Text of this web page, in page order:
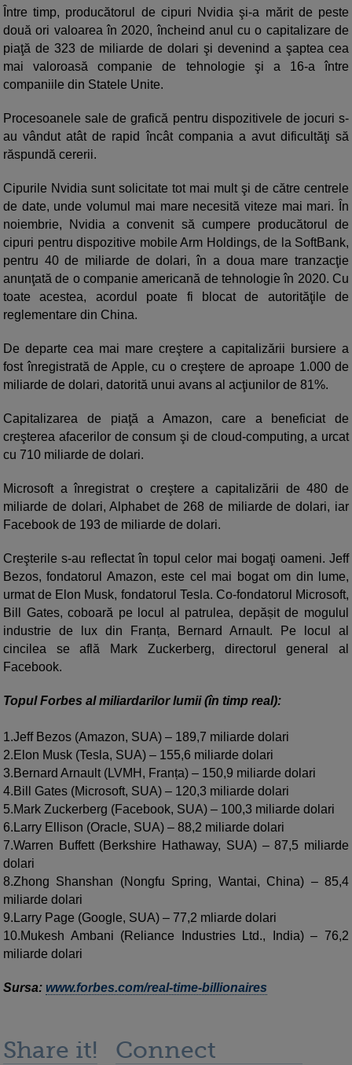
Între timp, producătorul de cipuri Nvidia şi-a mărit de peste
două ori valoarea în 2020, încheind anul cu o capitalizare de
piaţă de 323 de miliarde de dolari şi devenind a şaptea cea
mai valoroasă companie de tehnologie şi a 16-a între
companiile din Statele Unite.
Procesoanele sale de grafică pentru dispozitivele de jocuri s-
au vândut atât de rapid încât compania a avut dificultăţi să
răspundă cererii.
Cipurile Nvidia sunt solicitate tot mai mult şi de către centrele
de date, unde volumul mai mare necesită viteze mai mari. În
noiembrie, Nvidia a convenit să cumpere producătorul de
cipuri pentru dispozitive mobile Arm Holdings, de la SoftBank,
pentru 40 de miliarde de dolari, în a doua mare tranzacţie
anunţată de o companie americană de tehnologie în 2020. Cu
toate acestea, acordul poate fi blocat de autorităţile de
reglementare din China.
De departe cea mai mare creştere a capitalizării bursiere a
fost înregistrată de Apple, cu o creştere de aproape 1.000 de
miliarde de dolari, datorită unui avans al acţiunilor de 81%.
Capitalizarea de piaţă a Amazon, care a beneficiat de
creşterea afacerilor de consum şi de cloud-computing, a urcat
cu 710 miliarde de dolari.
Microsoft a înregistrat o creştere a capitalizării de 480 de
miliarde de dolari, Alphabet de 268 de miliarde de dolari, iar
Facebook de 193 de miliarde de dolari.
Creşterile s-au reflectat în topul celor mai bogaţi oameni. Jeff
Bezos, fondatorul Amazon, este cel mai bogat om din lume,
urmat de Elon Musk, fondatorul Tesla. Co-fondatorul Microsoft,
Bill Gates, coboară pe locul al patrulea, depășit de mogulul
industrie de lux din Franța,
Bernard Arnault. Pe locul al
cincilea se află Mark Zuckerberg, directorul general al
Facebook.
Topul Forbes al miliardarilor lumii (în timp real):
1.Jeff Bezos (Amazon, SUA) – 189,7 miliarde dolari
2.Elon Musk (Tesla, SUA) – 155,6 miliarde dolari
3.Bernard Arnault (LVMH, Franța) – 150,9 miliarde dolari
4.Bill Gates (Microsoft, SUA) – 120,3 miliarde dolari
5.Mark Zuckerberg (Facebook, SUA) – 100,3 miliarde dolari
6.Larry Ellison (Oracle, SUA) – 88,2 miliarde dolari
7.Warren Buffett (Berkshire Hathaway, SUA) – 87,5 miliarde
dolari
8.Zhong Shanshan (Nongfu Spring, Wantai, China) – 85,4
miliarde dolari
9.Larry Page (Google, SUA) – 77,2 mliarde dolari
10.Mukesh Ambani (Reliance Industries Ltd., India) – 76,2
miliarde dolari
Sursa: www.forbes.com/real-time-billionaires
Share it! Connect